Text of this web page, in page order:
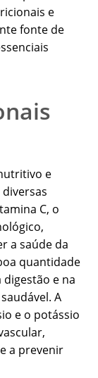
e
fonte de
e
C, o
a saúde da
quantidade
e na
A
e o potássio
a prevenir